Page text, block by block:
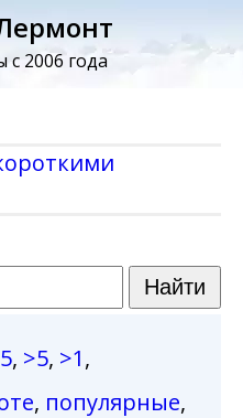
с 2006 года
, >5, >1,
, популярные,